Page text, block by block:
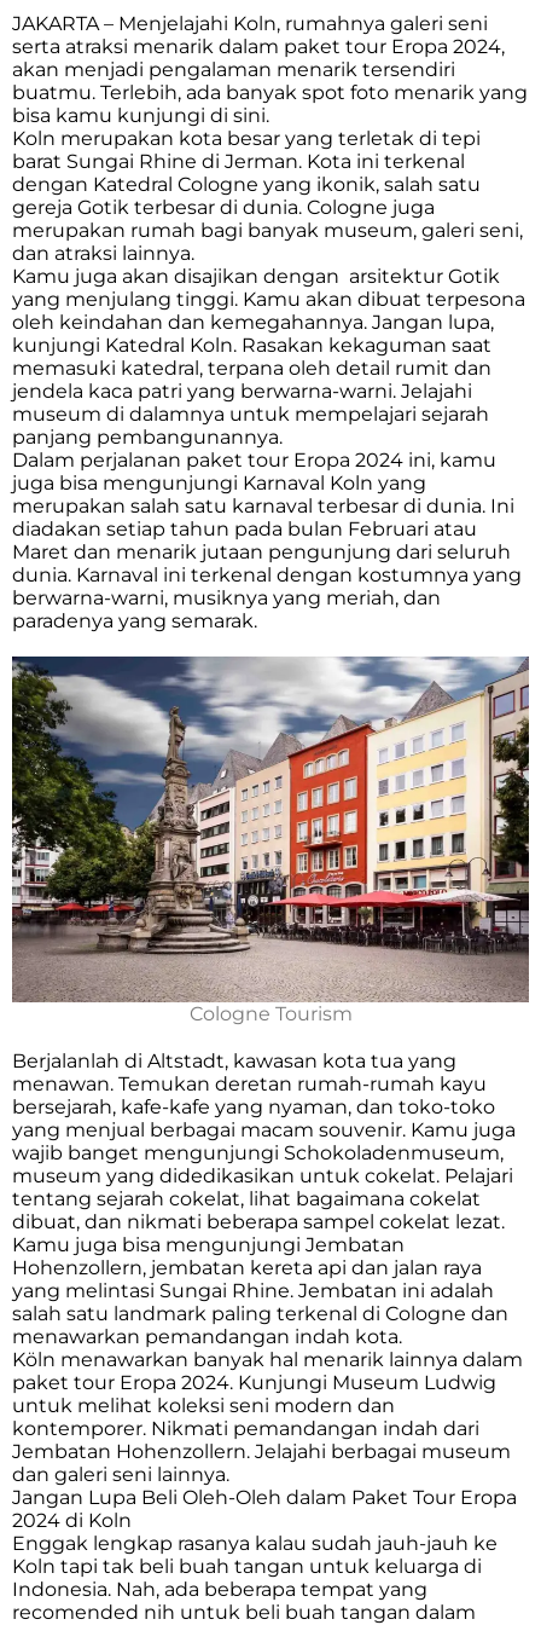
JAKARTA – Menjelajahi Koln, rumahnya galeri seni
serta atraksi menarik dalam paket tour Eropa 2024,
akan menjadi pengalaman menarik tersendiri
buatmu. Terlebih, ada banyak spot foto menarik yang
bisa kamu kunjungi di sini.
Koln merupakan kota besar yang terletak di tepi
barat Sungai Rhine di Jerman. Kota ini terkenal
dengan Katedral Cologne yang ikonik, salah satu
gereja Gotik terbesar di dunia. Cologne juga
merupakan rumah bagi banyak museum, galeri seni,
dan atraksi lainnya.
Kamu juga akan disajikan dengan arsitektur Gotik
yang menjulang tinggi. Kamu akan dibuat terpesona
oleh keindahan dan kemegahannya. Jangan lupa,
kunjungi Katedral Koln. Rasakan kekaguman saat
memasuki katedral, terpana oleh detail rumit dan
jendela kaca patri yang berwarna-warni. Jelajahi
museum di dalamnya untuk mempelajari sejarah
panjang pembangunannya.
Dalam perjalanan paket tour Eropa 2024 ini, kamu
juga bisa mengunjungi Karnaval Koln yang
merupakan salah satu karnaval terbesar di dunia. Ini
diadakan setiap tahun pada bulan Februari atau
Maret dan menarik jutaan pengunjung dari seluruh
dunia. Karnaval ini terkenal dengan kostumnya yang
berwarna-warni, musiknya yang meriah, dan
paradenya yang semarak.
Cologne Tourism
Berjalanlah di Altstadt, kawasan kota tua yang
menawan. Temukan deretan rumah-rumah kayu
bersejarah, kafe-kafe yang nyaman, dan toko-toko
yang menjual berbagai macam souvenir. Kamu juga
wajib banget mengunjungi Schokoladenmuseum,
museum yang didedikasikan untuk cokelat. Pelajari
tentang sejarah cokelat, lihat bagaimana cokelat
dibuat, dan nikmati beberapa sampel cokelat lezat.
Kamu juga bisa mengunjungi Jembatan
Hohenzollern, jembatan kereta api dan jalan raya
yang melintasi Sungai Rhine. Jembatan ini adalah
salah satu landmark paling terkenal di Cologne dan
menawarkan pemandangan indah kota.
Köln menawarkan banyak hal menarik lainnya dalam
paket tour Eropa 2024. Kunjungi Museum Ludwig
untuk melihat koleksi seni modern dan
kontemporer. Nikmati pemandangan indah dari
Jembatan Hohenzollern. Jelajahi berbagai museum
dan galeri seni lainnya.
Jangan Lupa Beli Oleh-Oleh dalam Paket Tour Eropa
2024 di Koln
Enggak lengkap rasanya kalau sudah jauh-jauh ke
Koln tapi tak beli buah tangan untuk keluarga di
Indonesia. Nah, ada beberapa tempat yang
recomended nih untuk beli buah tangan dalam